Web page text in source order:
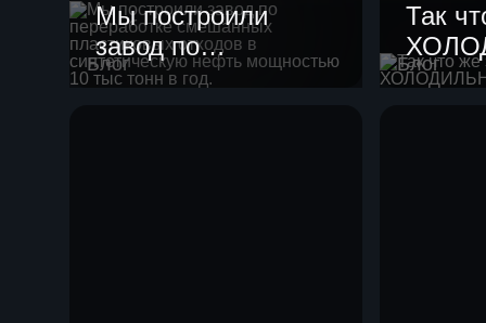
Блог
Мы построили
завод по
переработке
Блог
Так